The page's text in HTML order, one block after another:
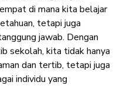
di mana kita belajar
tetapi juga
jawab. Dengan
sekolah, kita tidak hanya
dan tertib, tetapi juga
individu yang